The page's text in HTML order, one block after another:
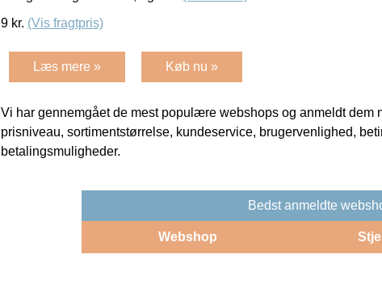
9 kr. (Vis fragtpris)
Læs mere » Køb nu »
Vi har gennemgået de mest populære webshops og anmeldt dem
prisniveau, sortimentstørrelse, kundeservice, brugervenlighed,
betalingsmuligheder.
Bedst anmeldte
Webshop